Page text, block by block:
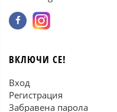
ВКЛЮЧИ СЕ!
Вход
Регистрация
Забравена парола